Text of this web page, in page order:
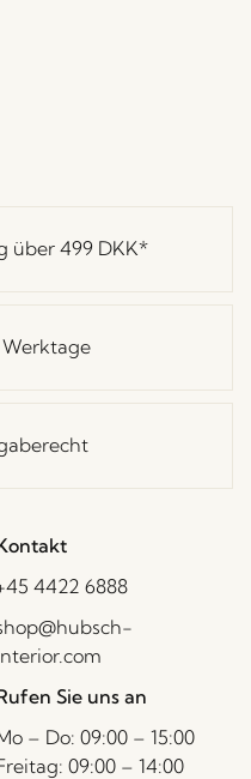
über 499 DKK*
4422 6888
Sie uns an
– Do: 09:00 – 15:00
09:00 – 14:00